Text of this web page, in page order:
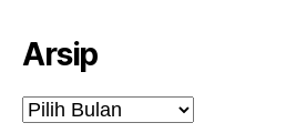
Arsip
Arsip